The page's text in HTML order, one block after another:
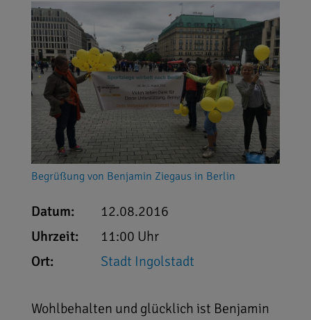
Begrüßung von Benjamin Ziegaus in Berlin
Datum:
12.08.2016
Uhrzeit:
11:00 Uhr
Ort:
Stadt Ingolstadt
Wohlbehalten und glücklich ist Benjamin